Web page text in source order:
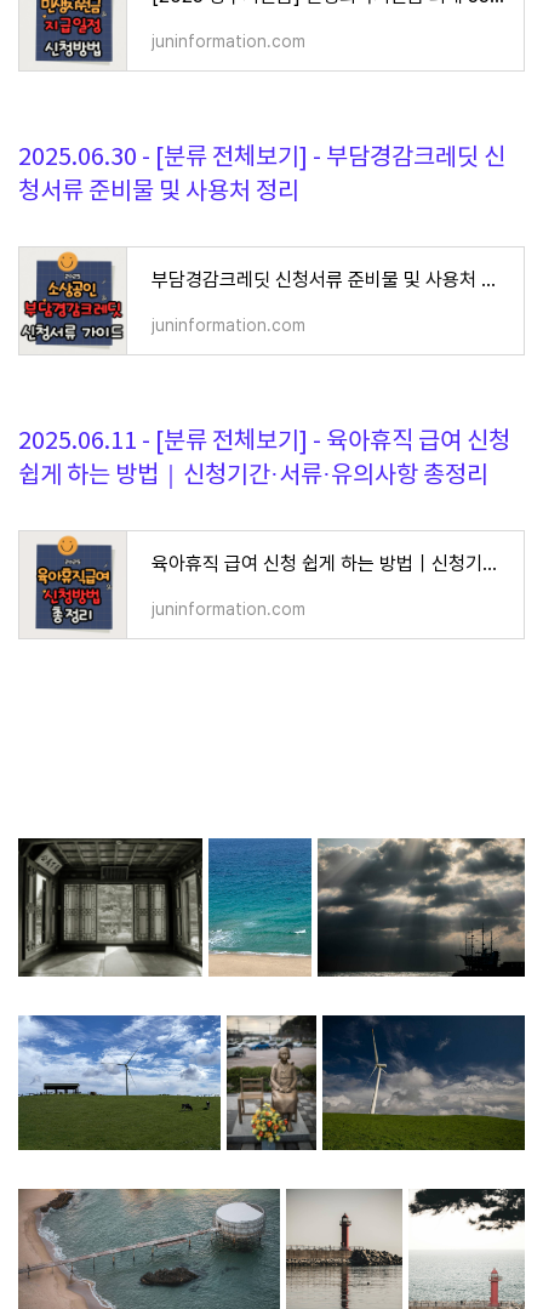
juninformation.com
2025.06.30 - [분류 전체보기] - 부담경감크레딧 신
청서류 준비물 및 사용처 정리
부담경감크레딧 신청서류 준비물 및 사용처 정리
juninformation.com
2025.06.11 - [분류 전체보기] - 육아휴직 급여 신청
쉽게 하는 방법｜신청기간·서류·유의사항 총정리
육아휴직 급여 신청 쉽게 하는 방법｜신청기간·서류·유의사항 총정리
juninformation.com